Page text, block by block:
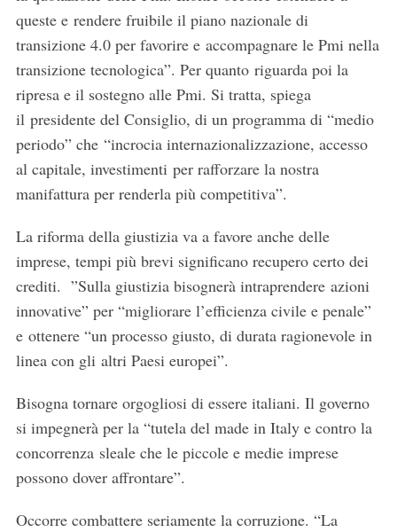
queste e rendere fruibile il piano nazionale di
transizione 4.0 per favorire e accompagnare le Pmi nella
transizione tecnologica”. Per quanto riguarda poi la
ripresa e il sostegno alle Pmi. Si tratta, spiega
il presidente del Consiglio, di un programma di “medio
periodo” che “incrocia internazionalizzazione, accesso
al capitale, investimenti per rafforzare la nostra
manifattura per renderla più competitiva”.
La riforma della giustizia va a favore anche delle
imprese, tempi più brevi significano recupero certo dei
crediti. ”Sulla giustizia bisognerà intraprendere azioni
innovative” per “migliorare l’efficienza civile e penale”
e ottenere “un processo giusto, di durata ragionevole in
linea con gli altri Paesi europei”.
Bisogna tornare orgogliosi di essere italiani. Il governo
si impegnerà per la “tutela del made in Italy e contro la
concorrenza sleale che le piccole e medie imprese
possono dover affrontare”.
Occorre combattere seriamente la corruzione. “La